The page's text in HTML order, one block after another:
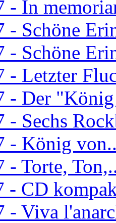
- In
- Schöne
- Schöne
- Letzter
- Der
- Sechs
- König
- Torte,
- CD
- Viva